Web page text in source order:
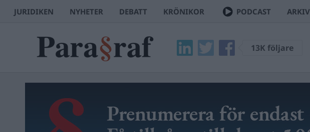
JURIDIKEN NYHETER DEBATT KRÖNIKOR PODCAST ARKIV
13K följare